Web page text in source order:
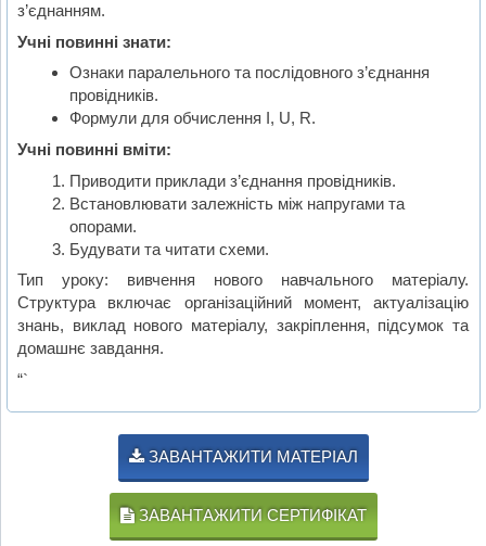
з’єднанням.
Учні повинні знати:
Ознаки паралельного та послідовного з’єднання
провідників.
Формули для обчислення I, U, R.
Учні повинні вміти:
Приводити приклади з’єднання провідників.
Встановлювати залежність між напругами та
опорами.
Будувати та читати схеми.
Тип уроку: вивчення нового навчального матеріалу.
Структура включає організаційний момент, актуалізацію
знань, виклад нового матеріалу, закріплення, підсумок та
домашнє завдання.
“`
ЗАВАНТАЖИТИ МАТЕРІАЛ
ЗАВАНТАЖИТИ СЕРТИФІКАТ